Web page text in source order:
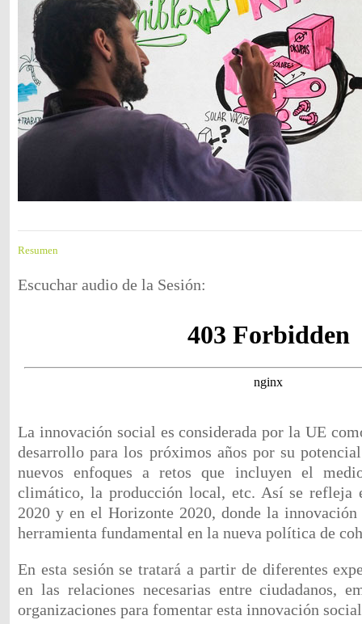
Resumen
Escuchar audio de la Sesión:
La innovación social es considerada por la UE
desarrollo para los próximos años por su
nuevos enfoques a retos que incluyen el
climático, la producción local, etc. Así se refleja
2020 y en el Horizonte 2020, donde la innovación
herramienta fundamental en la nueva política de
En esta sesión se tratará a partir de diferentes
en las relaciones necesarias entre ciudadanos,
organizaciones para fomentar esta innovación